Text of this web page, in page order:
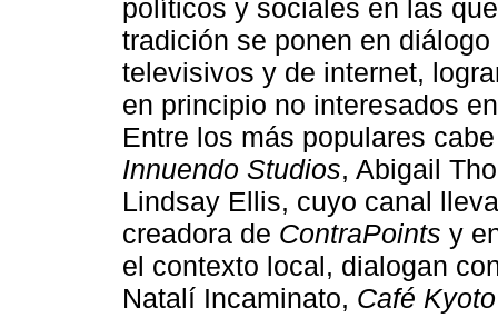
políticos y sociales en las
tradición se ponen en
televisivos y de internet,
en principio no interesados
Entre los más populares
Innuendo Studios, Abigail
Lindsay Ellis, cuyo canal
creadora de ContraPoints y
el contexto local, dialogan
Natalí Incaminato, Café Kyoto